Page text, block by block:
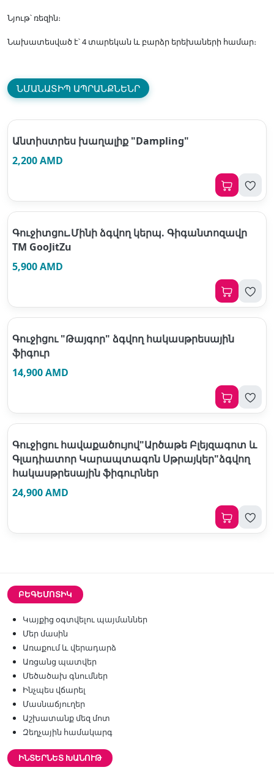
Նյութ՝ ռեզին։
Նախատեսված է՝ 4 տարեկան և բարձր երեխաների համար։
ՆՄԱՆԱՏԻՊ ԱՊՐԱՆՔՆԵՆՐ
Անտիստրես խաղալիք "Dampling"
2,200 AMD
Գուջիտցու.Մինի ձգվող կերպ. Գիգանտոզավր
ТМ GooJitZu
5,900 AMD
Գուջիցու "Թայգոր" ձգվող հակասթրեսային
ֆիգուր
14,900 AMD
Գուջիցու հավաքածույով"Արծաթե Բլեյզագոտ և
Գլադիատոր Կարապտագոն Սթրայկեր"ձգվող
հակասթրեսային ֆիգուրներ
24,900 AMD
ԲԵԳԵՄՈՏԻԿ
Կայքից օգտվելու պայմաններ
Մեր մասին
Առաքում և վերադարձ
Առցանց պատվեր
Մեծածախ գնումներ
Ինչպես վճարել
Մասնաճյուղեր
Աշխատանք մեզ մոտ
Զեղչային համակարգ
ԻՆՏԵՐՆԵՏ ԽԱՆՈՒԹ